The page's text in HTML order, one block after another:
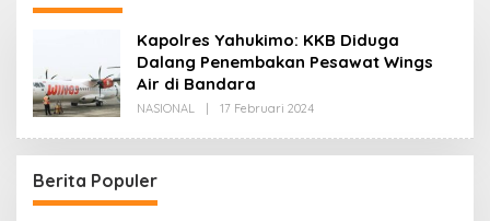
Kapolres Yahukimo: KKB Diduga
Dalang Penembakan Pesawat Wings
Air di Bandara
NASIONAL 17 Februari 2024Oleh
Berita Populer